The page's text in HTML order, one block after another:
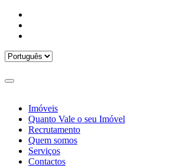
Imóveis
Quanto Vale o seu Imóvel
Recrutamento
Quem somos
Serviços
Contactos